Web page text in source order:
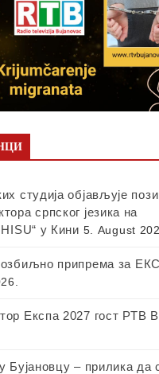
студија објављује
српског језика на
у Кини 5. August
припрема за
Експа 2027 гост РТВ
Бујановцу – прилика да